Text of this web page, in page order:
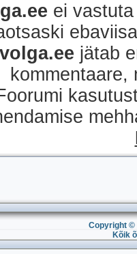
ei
volga.ee jätab
Copyright ©
Kõik